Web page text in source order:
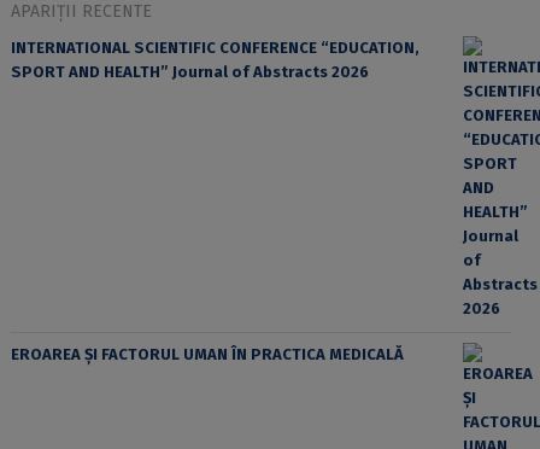
APARIȚII RECENTE
INTERNATIONAL SCIENTIFIC CONFERENCE “EDUCATION,
SPORT AND HEALTH” Journal of Abstracts 2026
EROAREA ȘI FACTORUL UMAN ÎN PRACTICA MEDICALĂ